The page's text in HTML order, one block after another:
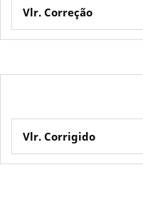
Vlr. Correção
Vlr. Corrigido